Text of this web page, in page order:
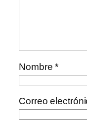
Nombre*
Correo